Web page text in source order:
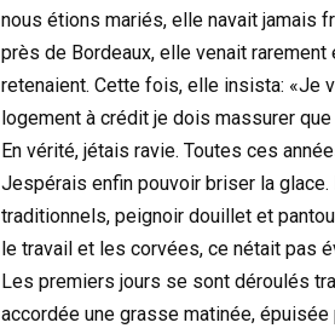
nous étions mariés, elle navait jamais
près de Bordeaux, elle venait
retenaient. Cette fois, elle insista: «Je
logement à crédit je dois massurer
En vérité, jétais ravie. Toutes ces
Jespérais enfin pouvoir briser la
traditionnels, peignoir douillet et
le travail et les corvées, ce nétait pas
Les premiers jours se sont déroulés
accordée une grasse matinée,